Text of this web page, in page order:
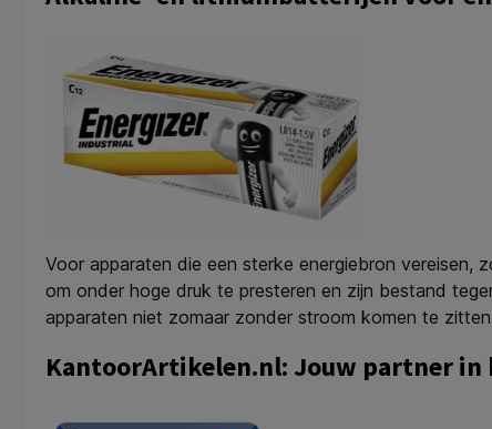
Voor apparaten die een sterke energiebron vereisen,
om onder hoge druk te presteren en zijn bestand
apparaten niet zomaar zonder stroom komen te
KantoorArtikelen.nl: Jouw partner in